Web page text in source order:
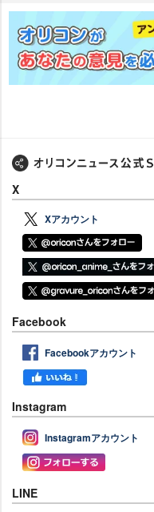
X
Xアカウント
Facebook
Facebookアカウント
Instagram
Instagramアカウント
LINE